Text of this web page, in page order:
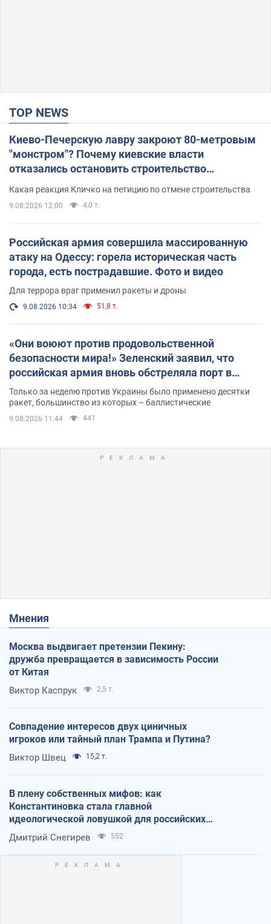
TOP NEWS
Киево-Печерскую лавру закроют 80-метровым
"монстром"? Почему киевские власти
отказались остановить строительство
Какая реакция Кличко на петицию по отмене строительства
9.08.2026 12:00 4,0 т.
Российская армия совершила массированную
атаку на Одессу: горела историческая часть
города, есть пострадавшие. Фото и видео
Для террора враг применил ракеты и дроны
9.08.2026 10:34 51,8 т.
«Они воюют против продовольственной
безопасности мира!» Зеленский заявил, что
российская армия вновь обстреляла порт в
Одессе
Только за неделю против Украины было применено десятки
ракет, большинство из которых – баллистические
9.08.2026 11:44 441
Мнения
Москва выдвигает претензии Пекину:
дружба превращается в зависимость России
от Китая
Виктор Каспрук 2,5 т.
Совпадение интересов двух циничных
игроков или тайный план Трампа и Путина?
Виктор Швец 15,2 т.
В плену собственных мифов: как
Константиновка стала главной
идеологической ловушкой для российских
оккупантов
Дмитрий Снегирев 552